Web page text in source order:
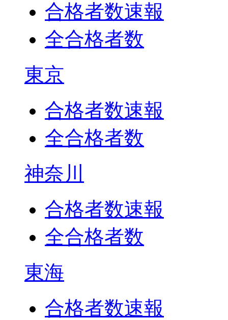
合格者数速報
全合格者数
東京
合格者数速報
全合格者数
神奈川
合格者数速報
全合格者数
東海
合格者数速報